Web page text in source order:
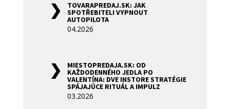
TOVARAPREDAJ.SK: JAK
SPOTŘEBITELI VYPNOUT
AUTOPILOTA
04.2026
MIESTOPREDAJA.SK: OD
KAŽDODENNÉHO JEDLA PO
VALENTÍNA: DVE INSTORE STRATÉGIE
SPÁJAJÚCE RITUÁL A IMPULZ
03.2026